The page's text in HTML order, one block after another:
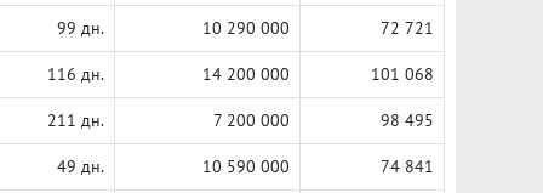
99 дн. 10 290 000 72 721
116 дн. 14 200 000 101 068
211 дн. 7 200 000 98 495
49 дн. 10 590 000 74 841